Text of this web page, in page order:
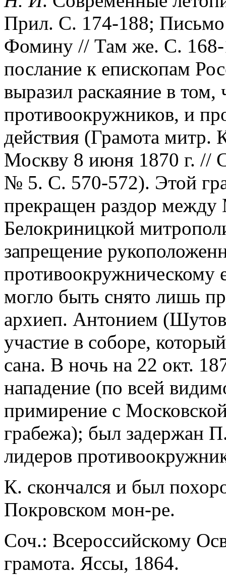
Прил. С. 174-188;
Фомину // Там же. С. 168-
послание к епископам
выразил раскаяние в том,
противоокружников, и
действия (Грамота
Москву 8 июня 1870 г. //
№ 5. С. 570-572). Этой
прекращен раздор между
Белокриницкой
запрещение
могло быть снято лишь
архиеп. Антонием
участие в соборе,
сана. В ночь на 22 окт.
нападение (по всей
примирение с
грабежа); был задержан
лидеров
К. скончался и был
Покровском мон-ре.
Соч.: Всероссийскому
грамота. Яссы, 1864.